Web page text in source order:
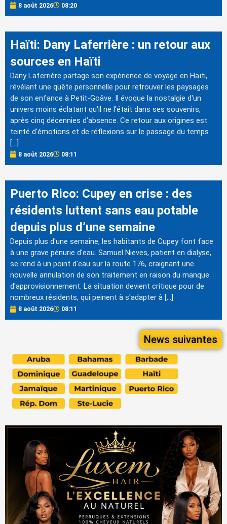
8 août 2026 08:20
Haïti: Dany Laferrière : un retour aux
sources en Haïti
Dany Laferrière partage son expérience de voyage en Haïti,
révélant une quête personnelle pour retrouver les paysages
de son enfance à Petit-Goâve. Il évoque la nostalgie d'un
univers moins éclatant qu'il ne l'était dans ses souvenirs,
après cinq décennies d'absence. Ce retour aux origines est
teinté d'émotions et de réflexions sur le passage du temps
[…]
8 août 2026 08:11
Puerto Rico: Cupey en crise : des
résidents luttent sans eau potable
depuis plus d’une semaine
Depuis plus d'une semaine, les habitants de Cupey font face
à une grave pénurie d'eau. Samuel Nieves, patient en dialyse,
se rend à un point d'eau sur la route 176, craignant une
nouvelle annulation de son traitement en raison du manque
d'approvisionnement. La situation devient critique pour de
nombreux résidents, qui peinent à s'adapter à […]
8 août 2026 08:11
News suivantes